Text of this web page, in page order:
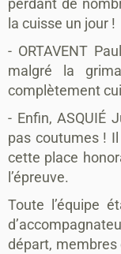
perdant de
la cuisse un jour !
- ORTAVENT
malgré la
complètement
- Enfin, ASQUIÉ
pas coutumes !
cette place
l’épreuve.
Toute l’équipe
départ, membres